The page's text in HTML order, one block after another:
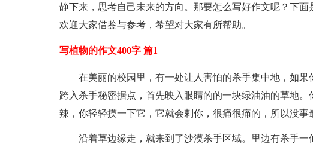
静下来，思考自己未来的方向。那要怎么写好作文呢？下面
欢迎大家借鉴与参考，希望对大家有所帮助。
写植物的作文400字 篇1
在美丽的校园里，有一处让人害怕的杀手集中地，如果
跨入杀手秘密据点，首先映入眼睛的的一块绿油油的草地
辣，你轻轻摸一下它，它就会剌你，很痛很痛的，所以没事
沿着草边缘走，就来到了沙漠杀手区域。里边有杀手